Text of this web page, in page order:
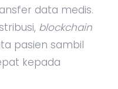
data medis.
blockchain
pasien sambil
kepada